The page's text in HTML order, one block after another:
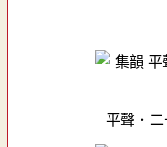
平聲．